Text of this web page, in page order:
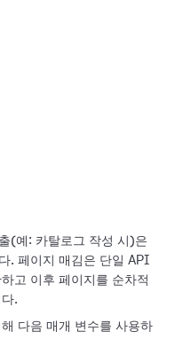
(예: 카탈로그 작성 시)은
. 페이지 매김은 단일 API
고 이후 페이지를 순차적
.
다음 매개 변수를 사용하